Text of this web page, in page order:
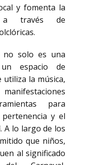
y fomenta la
a través de
no solo es una
espacio de
utiliza la música,
para
y el
A lo largo de los
que niños,
al significado